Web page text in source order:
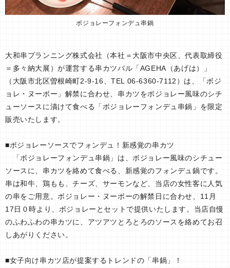
ボジョレーフォンデュ串鍋
大和串プランニング株式会社（本社＝大阪市中央区、代表取締役
＝多々納大展）が運営する串カツバル「AGEHA（あげは）」
（大阪市北区曽根崎町2-9-16、TEL 06-6360-7112）は、「ボジ
ョレ・ヌーボー」解禁に合わせ、串カツをボジョレー風味のシチ
ューソースに漬けて食べる「ボジョレーフォンデュ串鍋」を限定
販売いたします。
■ボジョレーソースでフォンデュ！新感覚の串カツ
「ボジョレーフォンデュ串鍋」は、ボジョレー風味のシチュー
ソースに、串カツを絡めて食べる、新感覚のフォンデュ鍋です。
串は和牛、鶏もも、チーズ、サーモンなど、当店の女性客に人気
の串をご用意。ボジョレー・ヌーボーの解禁日に合わせ、11月
17日０時より、ボジョレーとセットで提供いたします。当店自慢
のふわふわの串カツに、アツアツとろとろのソースを絡めてお召
しあがりください。
■女子向け串カツ店が提案するトレンドの「串鍋」！